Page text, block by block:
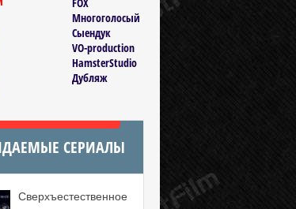
Многоголосый
Сыендук
VO-production
HamsterStudio
Дубляж
СЕРИАЛЫ
Сверхъестественное